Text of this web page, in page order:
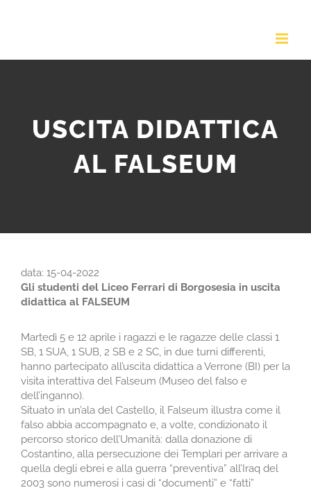
USCITA DIDATTICA
AL FALSEUM
data: 15-04-2022
Gli studenti del Liceo Ferrari di Borgosesia in uscita
didattica al FALSEUM
Martedì 5 e 12 aprile i ragazzi e le ragazze delle classi 1
SB, 1 SUA, 1 SUB, 2 SB e 2 SC, in due turni differenti,
hanno partecipato all’uscita didattica a Verrone (BI) per la
visita interattiva del Falseum (Museo del falso e
dell’inganno).
Situato in un’ala del Castello, il Falseum illustra come il
falso abbia accompagnato e, a volte, condizionato il
percorso storico dell’Umanità: dalla donazione di
Costantino, alla persecuzione dei Templari per arrivare a
quella degli ebrei e alla guerra “preventiva” all’Iraq del
2003 sono numerosi i casi di “documenti” e “fatti”